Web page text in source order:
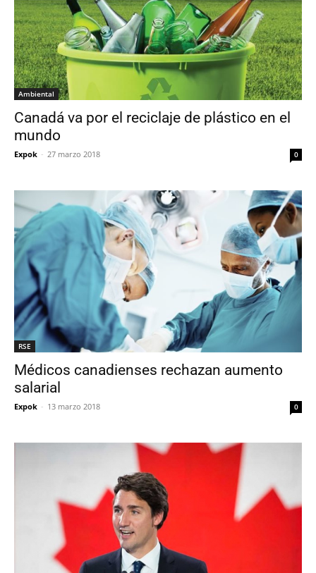
Ambiental
Canadá va por el reciclaje de plástico en el
mundo
Expok - 27 marzo 2018 0
RSE
Médicos canadienses rechazan aumento
salarial
Expok - 13 marzo 2018 0